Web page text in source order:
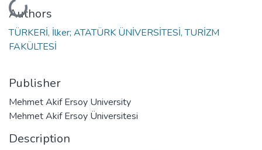
Loading...
Authors
TÜRKERİ, İlker; ATATÜRK ÜNİVERSİTESİ, TURİZM
FAKÜLTESİ
Publisher
Mehmet Akif Ersoy University
Mehmet Akif Ersoy Üniversitesi
Description